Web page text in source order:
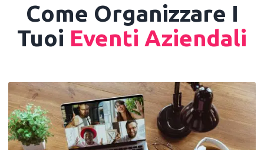
Come Organizzare I
Tuoi Eventi Aziendali